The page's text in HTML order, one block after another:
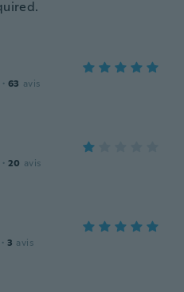
· 63 avis
· 20 avis
· 3 avis